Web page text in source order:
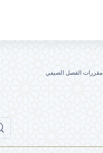
مقررات الفصل الصيفي